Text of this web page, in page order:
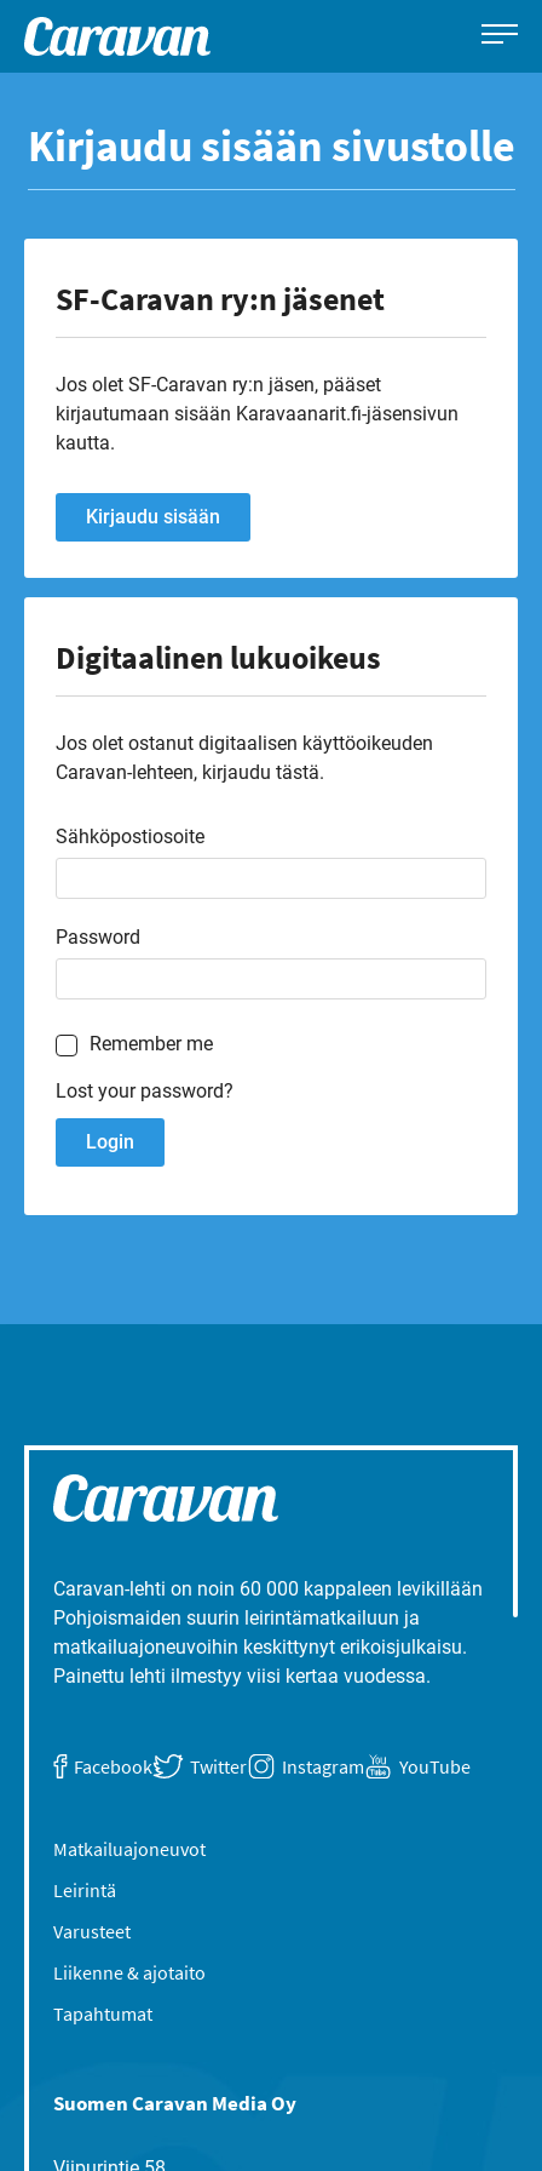
sisältöön
Caravan-
Leirintämatkailun
Kirjaudu sisään sivustolle
SF-Caravan ry:n jäsenet
Jos olet SF-Caravan ry:n jäsen, pääset
kirjautumaan sisään Karavaanarit.fi-jäsensivun
kautta.
Kirjaudu sisään
Digitaalinen lukuoikeus
Jos olet ostanut digitaalisen käyttöoikeuden
Caravan-lehteen, kirjaudu tästä.
Sähköpostiosoite
Password
Remember me
Lost your password?
Caravan-lehti on noin 60 000 kappaleen levikillään
Pohjoismaiden suurin leirintämatkailuun ja
matkailuajoneuvoihin keskittynyt erikoisjulkaisu.
Painettu lehti ilmestyy viisi kertaa vuodessa.
Facebook Twitter Instagram YouTube
Matkailuajoneuvot
Leirintä
Varusteet
Liikenne & ajotaito
Tapahtumat
Suomen Caravan Media Oy